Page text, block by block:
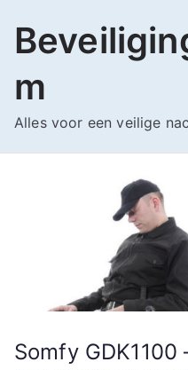
naar
inhoud
m
Alles voor een veilige
Somfy GDK1100